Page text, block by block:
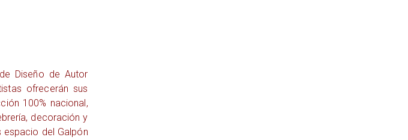
Diseño de Autor
ofrecerán sus
100% nacional,
decoración y
espacio del Galpón